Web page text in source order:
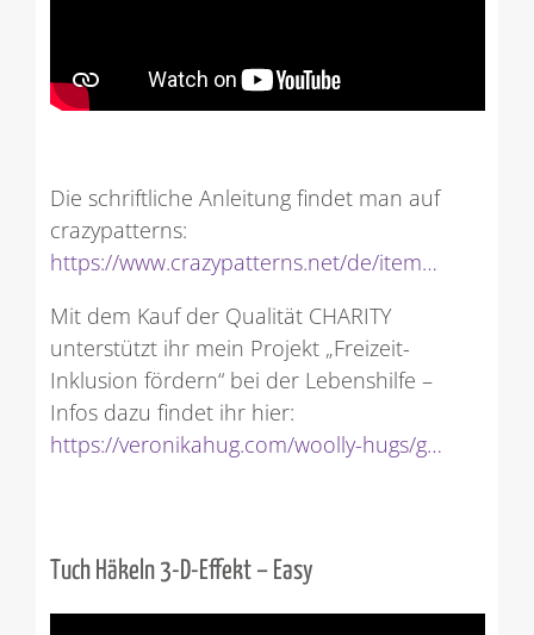
Die schriftliche Anleitung findet man auf
crazypatterns:
https://www.crazypatterns.net/de/item…
Mit dem Kauf der Qualität CHARITY
unterstützt ihr mein Projekt „Freizeit-
Inklusion fördern“ bei der Lebenshilfe –
Infos dazu findet ihr hier:
https://veronikahug.com/woolly-hugs/g…
Tuch Häkeln 3-D-Effekt – Easy